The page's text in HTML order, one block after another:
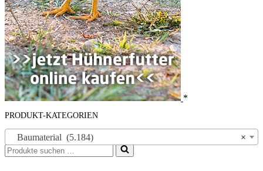
*
PRODUKT-KATEGORIEN
×
Baumaterial (5.184)
Suchen
nach …